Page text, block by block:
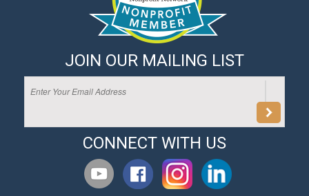
JOIN OUR MAILING LIST
CONNECT WITH US